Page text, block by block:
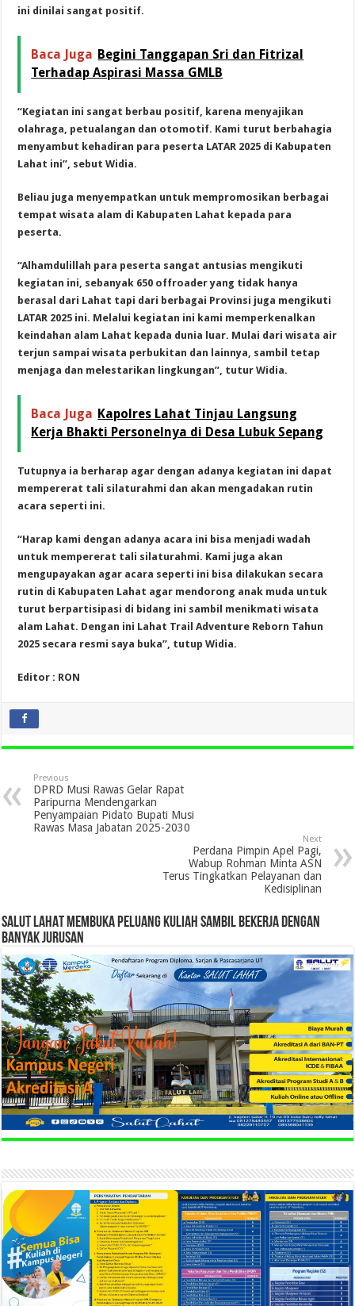
ini dinilai sangat positif.
Baca Juga Begini Tanggapan Sri dan Fitrizal
Terhadap Aspirasi Massa GMLB
“Kegiatan ini sangat berbau positif, karena menyajikan
olahraga, petualangan dan otomotif. Kami turut berbahagia
menyambut kehadiran para peserta LATAR 2025 di Kabupaten
Lahat ini”, sebut Widia.
Beliau juga menyempatkan untuk mempromosikan berbagai
tempat wisata alam di Kabupaten Lahat kepada para
peserta.
“Alhamdulillah para peserta sangat antusias mengikuti
kegiatan ini, sebanyak 650 offroader yang tidak hanya
berasal dari Lahat tapi dari berbagai Provinsi juga mengikuti
LATAR 2025 ini. Melalui kegiatan ini kami memperkenalkan
keindahan alam Lahat kepada dunia luar. Mulai dari wisata air
terjun sampai wisata perbukitan dan lainnya, sambil tetap
menjaga dan melestarikan lingkungan”, tutur Widia.
Baca Juga Kapolres Lahat Tinjau Langsung
Kerja Bhakti Personelnya di Desa Lubuk Sepang
Tutupnya ia berharap agar dengan adanya kegiatan ini dapat
mempererat tali silaturahmi dan akan mengadakan rutin
acara seperti ini.
“Harap kami dengan adanya acara ini bisa menjadi wadah
untuk mempererat tali silaturahmi. Kami juga akan
mengupayakan agar acara seperti ini bisa dilakukan secara
rutin di Kabupaten Lahat agar mendorong anak muda untuk
turut berpartisipasi di bidang ini sambil menikmati wisata
alam Lahat. Dengan ini Lahat Trail Adventure Reborn Tahun
2025 secara resmi saya buka”, tutup Widia.
Editor : RON
Previous
DPRD Musi Rawas Gelar Rapat
Paripurna Mendengarkan
Penyampaian Pidato Bupati Musi
Rawas Masa Jabatan 2025-2030
Next
Perdana Pimpin Apel Pagi,
Wabup Rohman Minta ASN
Terus Tingkatkan Pelayanan dan
Kedisiplinan
SALUT LAHAT MEMBUKA PELUANG KULIAH SAMBIL BEKERJA DENGAN
BANYAK JURUSAN